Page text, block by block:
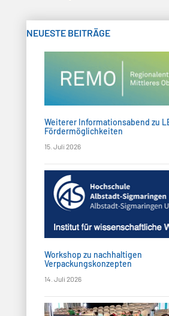
NEUESTE BEITRÄGE
Weiterer Informationsabend zu
Fördermöglichkeiten
15. Juli 2026
Workshop zu nachhaltigen
Verpackungskonzepten
14. Juli 2026